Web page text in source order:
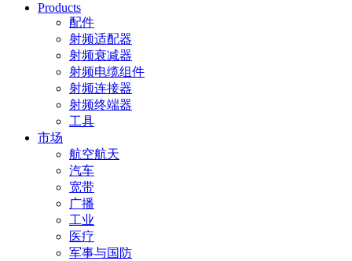
Products
配件
射频适配器
射频衰减器
射频电缆组件
射频连接器
射频终端器
工具
市场
航空航天
汽车
宽带
广播
工业
医疗
军事与国防